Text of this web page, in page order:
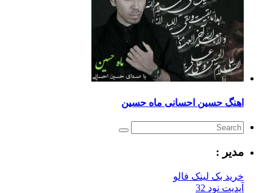
حسین احسانی ماه حسین
:
بک لینک فالو